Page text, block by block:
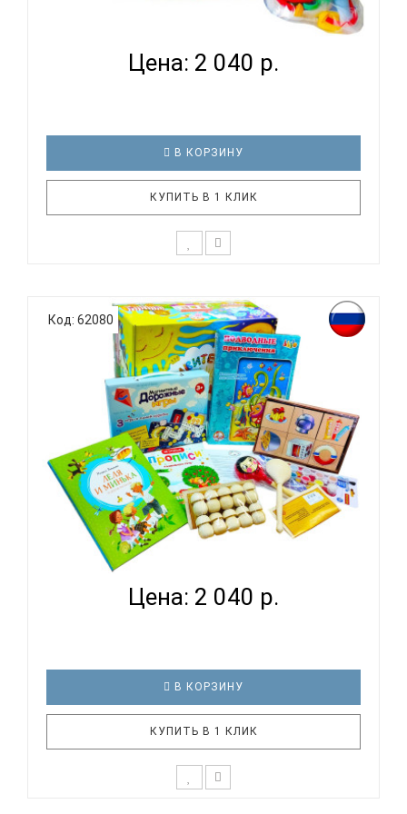
Цена: 2 040 р.
В КОРЗИНУ
КУПИТЬ В 1 КЛИК
составе набора Состав набора:- конструктор
"Сюрприз"- игра "Доктор"- игра-занятие
"Расскажи, кто что делает"- магнитная игра "В
гостях у сказки"- настольная игра "Тренажер.
Форма и цвет"- книга для чтения Н..
Код: 62080
РАЗВИВАЮЩИЙ НАБОР ДЛЯ ДЕТЕЙ НА ВОЗРАСТ 4
Цена: 2 040 р.
В КОРЗИНУ
КУПИТЬ В 1 КЛИК